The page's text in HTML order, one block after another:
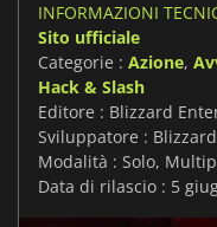
INFORMAZIONI
Sito ufficiale
Categorie : Azione,
Hack & Slash
Editore : Blizzard
Sviluppatore :
Modalità : Solo,
Data di rilascio : 5